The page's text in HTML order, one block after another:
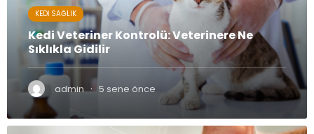
KEDI SAĞLIK
Kedi Veteriner Kontrolü: Veterinere Ne
Sıklıkla Gidilir
admin · 5 sene önce